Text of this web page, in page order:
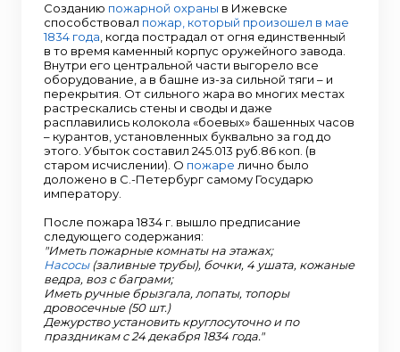
Созданию пожарной охраны в Ижевске
способствовал пожар, который произошел в мае
1834 года , когда пострадал от огня единственный
в то время каменный корпус оружейного завода.
Внутри его центральной части выгорело все
оборудование, а в башне из-за сильной тяги – и
перекрытия. От сильного жара во многих местах
растрескались стены и своды и даже
расплавились колокола «боевых» башенных часов
– курантов, установленных буквально за год до
этого. Убыток составил 245.013 руб.86 коп. (в
старом исчислении). О пожаре лично было
доложено в С.-Петербург самому Государю
императору.
После пожара 1834 г. вышло предписание
следующего содержания:
"Иметь пожарные комнаты на этажах;
Насосы(заливные трубы), бочки, 4 ушата, кожаные
ведра, воз с баграми;
Иметь ручные брызгала, лопаты, топоры
дровосечные (50 шт.)
Дежурство установить круглосуточно и по
праздникам с 24 декабря 1834 года."